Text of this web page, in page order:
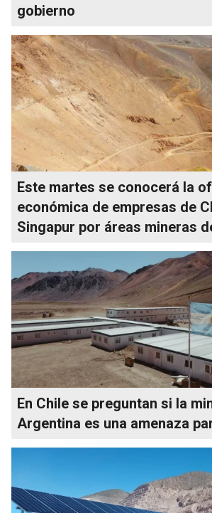
gobierno
Este martes se conocerá la
económica de empresas de
Singapur por áreas mineras
En Chile se preguntan si la
Argentina es una amenaza